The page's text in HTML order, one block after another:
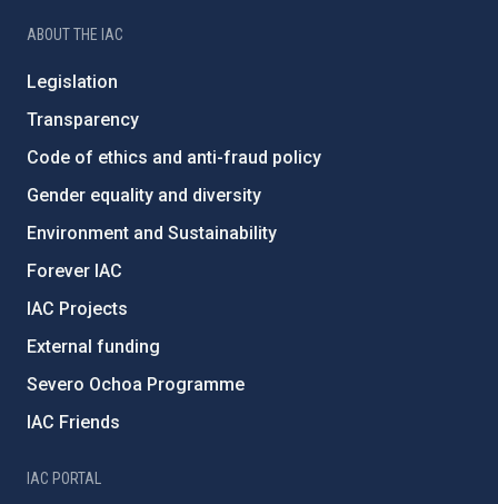
ABOUT THE IAC
Legislation
Transparency
Code of ethics and anti-fraud policy
Gender equality and diversity
Environment and Sustainability
Forever IAC
IAC Projects
External funding
Severo Ochoa Programme
IAC Friends
IAC PORTAL